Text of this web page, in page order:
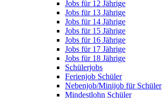
Jobs für 12 Jährige
Jobs für 13 Jährige
Jobs für 14 Jährige
Jobs für 15 Jährige
Jobs für 16 Jährige
Jobs für 17 Jährige
Jobs für 18 Jährige
Schülerjobs
Ferienjob Schüler
Nebenjob/Minijob für Schüler
Mindestlohn Schüler